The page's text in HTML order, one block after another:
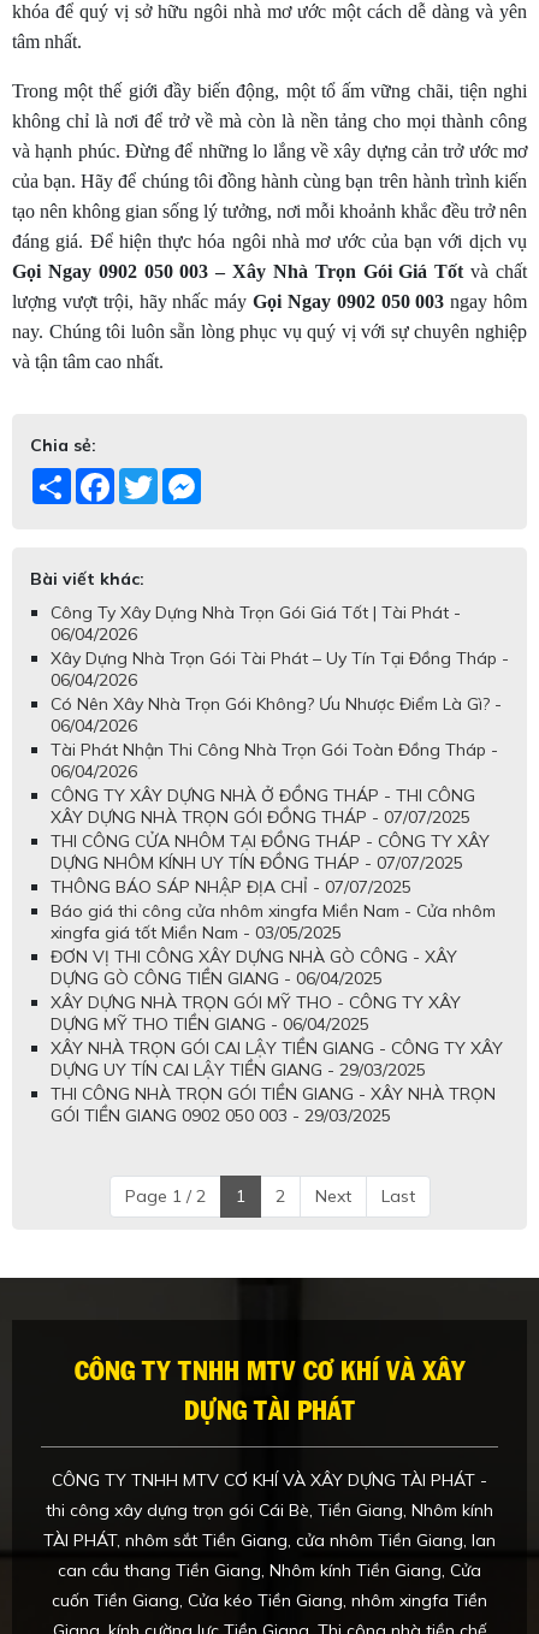
khóa để quý vị sở hữu ngôi nhà mơ ước một cách dễ dàng và yên
tâm nhất.
Trong một thế giới đầy biến động, một tổ ấm vững chãi, tiện nghi
không chỉ là nơi để trở về mà còn là nền tảng cho mọi thành công
và hạnh phúc. Đừng để những lo lắng về xây dựng cản trở ước mơ
của bạn. Hãy để chúng tôi đồng hành cùng bạn trên hành trình kiến
tạo nên không gian sống lý tưởng, nơi mỗi khoảnh khắc đều trở nên
đáng giá. Để hiện thực hóa ngôi nhà mơ ước của bạn với dịch vụ
Gọi Ngay 0902 050 003 – Xây Nhà Trọn Gói Giá Tốt và chất
lượng vượt trội, hãy nhấc máy Gọi Ngay 0902 050 003 ngay hôm
nay. Chúng tôi luôn sẵn lòng phục vụ quý vị với sự chuyên nghiệp
và tận tâm cao nhất.
Chia sẻ:
Share Facebook
Twitter
Bài viết khác:
Công Ty Xây Dựng Nhà Trọn Gói Giá Tốt | Tài Phát -
06/04/2026
Xây Dựng Nhà Trọn Gói Tài Phát – Uy Tín Tại Đồng Tháp -
06/04/2026
Có Nên Xây Nhà Trọn Gói Không? Ưu Nhược Điểm Là Gì? -
06/04/2026
Tài Phát Nhận Thi Công Nhà Trọn Gói Toàn Đồng Tháp -
06/04/2026
CÔNG TY XÂY DỰNG NHÀ Ở ĐỒNG THÁP - THI CÔNG
XÂY DỰNG NHÀ TRỌN GÓI ĐỒNG THÁP - 07/07/2025
THI CÔNG CỬA NHÔM TẠI ĐỒNG THÁP - CÔNG TY XÂY
DỰNG NHÔM KÍNH UY TÍN ĐỒNG THÁP - 07/07/2025
THÔNG BÁO SÁP NHẬP ĐỊA CHỈ - 07/07/2025
Báo giá thi công cửa nhôm xingfa Miền Nam - Cửa nhôm
xingfa giá tốt Miền Nam - 03/05/2025
ĐƠN VỊ THI CÔNG XÂY DỰNG NHÀ GÒ CÔNG - XÂY
DỰNG GÒ CÔNG TIỀN GIANG - 06/04/2025
XÂY DỰNG NHÀ TRỌN GÓI MỸ THO - CÔNG TY XÂY
DỰNG MỸ THO TIỀN GIANG - 06/04/2025
XÂY NHÀ TRỌN GÓI CAI LẬY TIỀN GIANG - CÔNG TY XÂY
DỰNG UY TÍN CAI LẬY TIỀN GIANG - 29/03/2025
THI CÔNG NHÀ TRỌN GÓI TIỀN GIANG - XÂY NHÀ TRỌN
GÓI TIỀN GIANG 0902 050 003 - 29/03/2025
Page 1 / 2 1 2 Next Last
CÔNG TY TNHH MTV CƠ KHÍ VÀ XÂY
DỰNG TÀI PHÁT
CÔNG TY TNHH MTV CƠ KHÍ VÀ XÂY DỰNG TÀI PHÁT -
thi công xây dựng trọn gói Cái Bè, Tiền Giang, Nhôm kính
TÀI PHÁT, nhôm sắt Tiền Giang, cửa nhôm Tiền Giang, lan
can cầu thang Tiền Giang, Nhôm kính Tiền Giang, Cửa
cuốn Tiền Giang, Cửa kéo Tiền Giang, nhôm xingfa Tiền